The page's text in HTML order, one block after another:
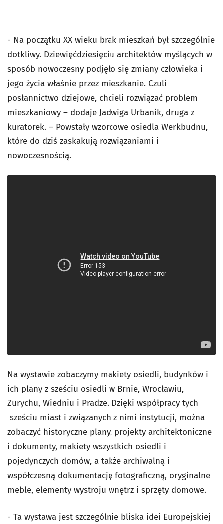
- Na początku XX wieku brak mieszkań był szczególnie
dotkliwy. Dziewięćdziesięciu architektów myślących w
sposób nowoczesny podjęło się zmiany człowieka i
jego życia właśnie przez mieszkanie. Czuli
posłannictwo dziejowe, chcieli rozwiązać problem
mieszkaniowy – dodaje Jadwiga Urbanik, druga z
kuratorek. – Powstały wzorcowe osiedla Werkbudnu,
które do dziś zaskakują rozwiązaniami i
nowoczesnością.
Na wystawie zobaczymy makiety osiedli, budynków i
ich plany z sześciu osiedli w Brnie, Wrocławiu,
Zurychu, Wiedniu i Pradze. Dzięki współpracy tych
sześciu miast i związanych z nimi instytucji, można
zobaczyć historyczne plany, projekty architektoniczne
i dokumenty, makiety wszystkich osiedli i
pojedynczych domów, a także archiwalną i
współczesną dokumentację fotograficzną, oryginalne
meble, elementy wystroju wnętrz i sprzęty domowe.
- Ta wystawa jest szczególnie bliska idei Europejskiej